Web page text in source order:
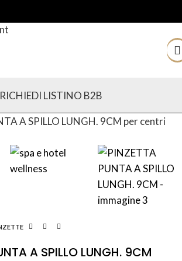
RICHIEDI LISTINO B2B
A SPILLO LUNGH. 9CM